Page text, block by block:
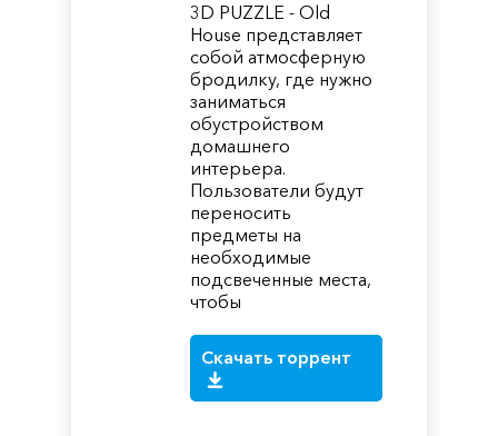
3D PUZZLE - Old
House представляет
собой атмосферную
бродилку, где нужно
заниматься
обустройством
домашнего
интерьера.
Пользователи будут
переносить
предметы на
необходимые
подсвеченные места,
чтобы
Скачать торрент